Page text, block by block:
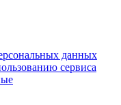
данных
сервиса